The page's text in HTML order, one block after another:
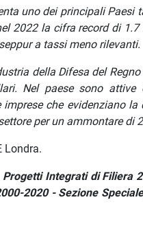
uno dei principali Paesi
2022 la cifra record di
a tassi meno rilevanti.
della Difesa del
Nel paese sono
che evidenziano la
per un ammontare di
Londra.
Progetti Integrati di Filiera
2020 - Sezione